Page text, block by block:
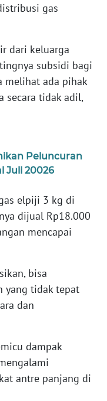
gas
dari keluarga
subsidi bagi
melihat ada pihak
secara tidak adil,
Peluncuran
Juli 20026
elpiji 3 kg di
dijual Rp18.000
mencapai
bisa
yang tidak tepat
dan
dampak
antre panjang di